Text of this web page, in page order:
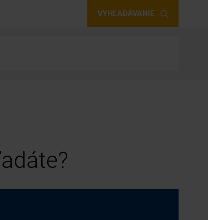
VYHĽADÁVANIE